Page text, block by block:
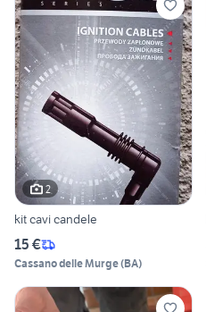
2
kit cavi candele
15 €
Cassano delle Murge(BA)